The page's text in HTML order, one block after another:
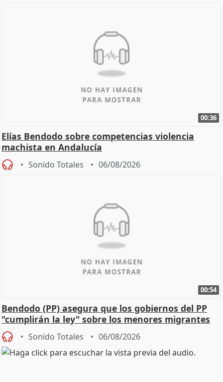
00:36
Elías Bendodo sobre competencias violencia
machista en Andalucía
Sonido Totales 06/08/2026
00:54
Bendodo (PP) asegura que los gobiernos del PP
"cumplirán la ley" sobre los menores migrantes
Sonido Totales 06/08/2026